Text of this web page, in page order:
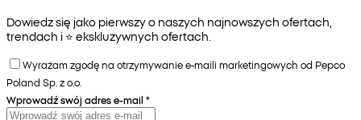
Dowiedz się jako pierwszy o naszych najnowszych ofertach,
trendach i ⭐️ ekskluzywnych ofertach.
Wyrażam zgodę na otrzymywanie e-maili marketingowych od Pepco
Poland Sp. z o.o.
Wprowadź swój adres e-mail *